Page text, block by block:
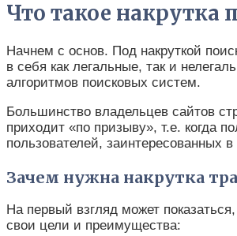
Что такое накрутка
Начнем с основ. Под накруткой
в себя как легальные, так и
алгоритмов поисковых систем.
Большинство владельцев сайтов
приходит «по призыву», т.е. когда
пользователей, заинтересованных
Зачем нужна накрутка
На первый взгляд может
свои цели и преимущества: